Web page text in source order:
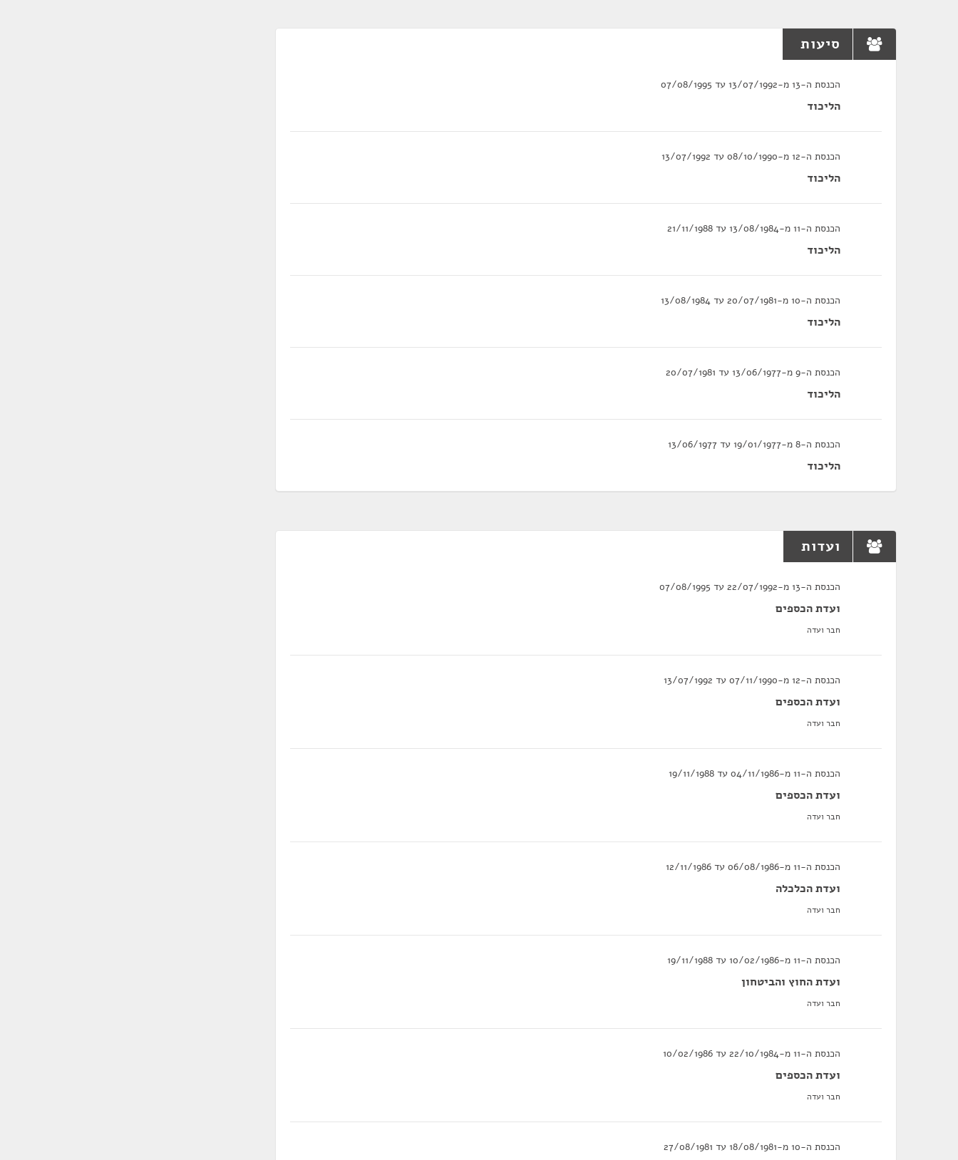
סיעות
הכנסת ה-13 מ-13/07/1992 עד 07/08/1995
הליכוד
הכנסת ה-12 מ-08/10/1990 עד 13/07/1992
הליכוד
הכנסת ה-11 מ-13/08/1984 עד 21/11/1988
הליכוד
הכנסת ה-10 מ-20/07/1981 עד 13/08/1984
הליכוד
הכנסת ה-9 מ-13/06/1977 עד 20/07/1981
הליכוד
הכנסת ה-8 מ-19/01/1977 עד 13/06/1977
הליכוד
ועדות
הכנסת ה-13 מ-22/07/1992 עד 07/08/1995
ועדת הכספים
חבר ועדה
הכנסת ה-12 מ-07/11/1990 עד 13/07/1992
ועדת הכספים
חבר ועדה
הכנסת ה-11 מ-04/11/1986 עד 19/11/1988
ועדת הכספים
חבר ועדה
הכנסת ה-11 מ-06/08/1986 עד 12/11/1986
ועדת הכלכלה
חבר ועדה
הכנסת ה-11 מ-10/02/1986 עד 19/11/1988
ועדת החוץ והביטחון
חבר ועדה
הכנסת ה-11 מ-22/10/1984 עד 10/02/1986
ועדת הכספים
חבר ועדה
הכנסת ה-10 מ-18/08/1981 עד 27/08/1981